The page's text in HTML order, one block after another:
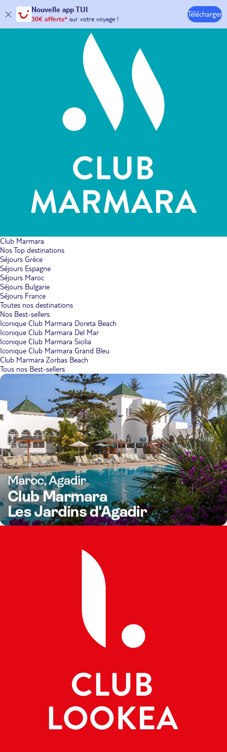
Nouvelle app TUI
30€ offerts*sur votre voyage !
avec le code :HAPPYAPP
Télécharger
Hôtels & Clubs
Club Marmara
Nos Top destinations
Séjours Grèce
Séjours Espagne
Séjours Maroc
Séjours Bulgarie
Séjours France
Toutes nos destinations
Nos Best-sellers
Iconique Club Marmara Doreta Beach
Iconique Club Marmara Del Mar
Iconique Club Marmara Sicilia
Iconique Club Marmara Grand Bleu
Club Marmara Zorbas Beach
Tous nos Best-sellers